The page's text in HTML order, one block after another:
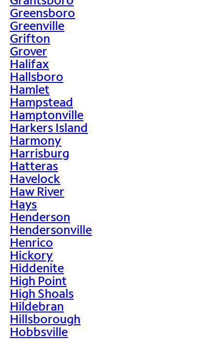
Greensboro
Greenville
Grifton
Grover
Halifax
Hallsboro
Hamlet
Hampstead
Hamptonville
Harkers Island
Harmony
Harrisburg
Hatteras
Havelock
Haw River
Hays
Henderson
Hendersonville
Henrico
Hickory
Hiddenite
High Point
High Shoals
Hildebran
Hillsborough
Hobbsville